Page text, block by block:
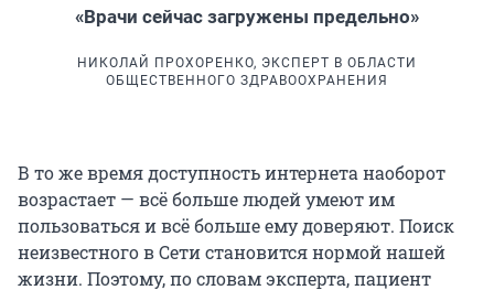
«Врачи сейчас загружены предельно»
НИКОЛАЙ ПРОХОРЕНКО, ЭКСПЕРТ В ОБЛАСТИ
ОБЩЕСТВЕННОГО ЗДРАВООХРАНЕНИЯ
В то же время доступность интернета наоборот
возрастает — всё больше людей умеют им
пользоваться и всё больше ему доверяют. Поиск
неизвестного в Сети становится нормой нашей
жизни. Поэтому, по словам эксперта, пациент